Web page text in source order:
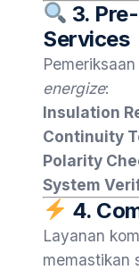
3.
Services
energize:
Insulation
Continuity
Polarity
System
4.
Layanan
memastikan